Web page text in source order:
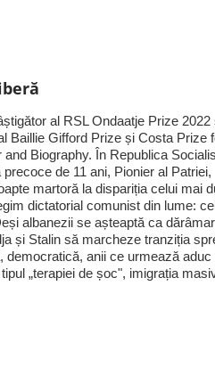
al RSL Ondaatje Prize 2022
Baillie Gifford Prize și Costa Prize
and Biography. În Republica
precoce de 11 ani, Pionier al Patriei,
martoră la dispariția celui mai
dictatorial comunist din lume:
albanezii se așteaptă ca
și Stalin să marcheze tranziția
democratică, anii ce urmează aduc
„terapiei de șoc", imigrația